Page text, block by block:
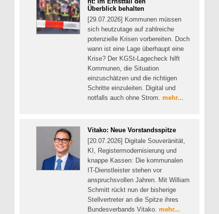
Überblick behalten
[29.07.2026] Kommunen müssen
sich heutzutage auf zahlreiche
potenzielle Krisen vorbereiten. Doch
wann ist eine Lage überhaupt eine
Krise? Der KGSt-Lagecheck hilft
Kommunen, die Situation
einzuschätzen und die richtigen
Schritte einzuleiten. Digital und
notfalls auch ohne Strom. mehr...
Vitako: Neue Vorstandsspitze
[20.07.2026] Digitale Souveränität,
KI, Registermodernisierung und
knappe Kassen: Die kommunalen
IT-Dienstleister stehen vor
anspruchsvollen Jahren. Mit William
Schmitt rückt nun der bisherige
Stellvertreter an die Spitze ihres
Bundesverbands Vitako. mehr...